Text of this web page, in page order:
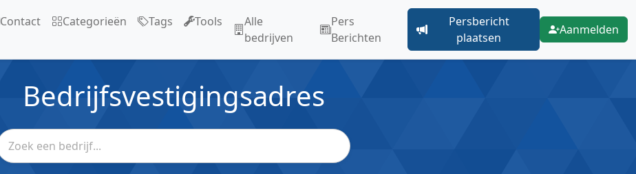
Contact Categorieën Tags Tools
Alle
bedrijven
Pers
Berichten
Persbericht
plaatsen
Aanmelden
Bedrijfsvestigingsadres